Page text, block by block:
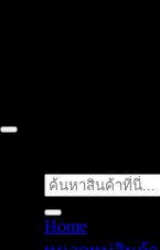
ค้นหา:
Home